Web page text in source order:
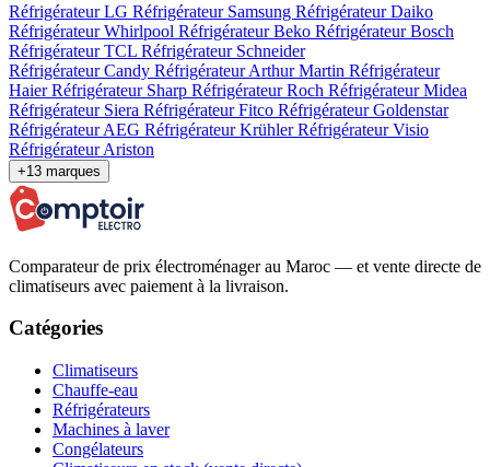
Réfrigérateur LG Réfrigérateur Samsung Réfrigérateur Daiko
Réfrigérateur Whirlpool Réfrigérateur Beko Réfrigérateur Bosch
Réfrigérateur TCL Réfrigérateur Schneider
Réfrigérateur Candy Réfrigérateur Arthur Martin Réfrigérateur
HaierRéfrigérateur Sharp Réfrigérateur Roch Réfrigérateur Midea
Réfrigérateur Siera Réfrigérateur Fitco Réfrigérateur Goldenstar
Réfrigérateur AEG Réfrigérateur KrühlerRéfrigérateur Visio
Réfrigérateur Ariston
+13 marques
Comparateur de prix électroménager au Maroc — et vente directe de
climatiseurs avec paiement à la livraison.
Catégories
Climatiseurs
Chauffe-eau
Réfrigérateurs
Machines à laver
Congélateurs